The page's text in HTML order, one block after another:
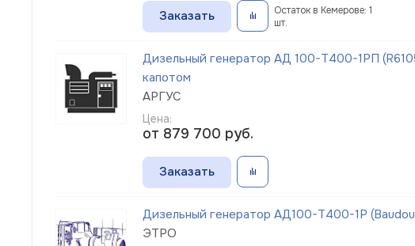
Заказать
Остаток в Кемерове: 1
шт.
Дизельный генератор АД 100-Т400-1РП
капотом
АРГУС
Цена:
от 879 700 руб.
Заказать
Дизельный генератор АД100-Т400-1Р
ЭТРО